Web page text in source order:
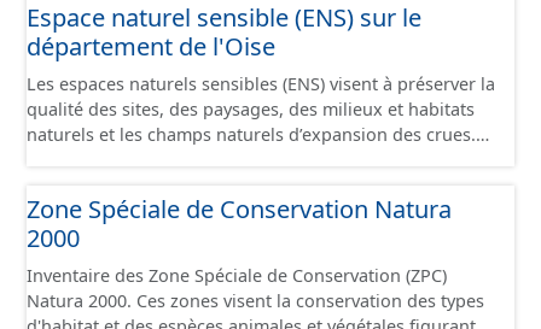
Les sites classés dont la valeur patrimoniale justifie une
politique rigoureuse de préservation. Toute modification
de leur aspect nécessite une autorisation préalable du
Ministre de l’Écologie, ou du Préfet de Département
après avis de la DREAL, de l’Architecte des Bâtiments de
France et, le plus souvent de la Commission
- Les sites inscrits dont le maintien de la qualité appelle
une certaine surveillance. Les travaux y sont soumis à
l’examen de l’Architecte des Bâtiments de France qui
dispose d’un avis simple sauf pour les permis de démolir
où l’avis est conforme. De la compétence du Ministère
de l’Écologie, les dossiers de proposition de classement
Espace naturel sensible (ENS) sur le
département de l'Oise
Les espaces naturels sensibles (ENS) visent à préserver la
qualité des sites, des paysages, des milieux et habitats
naturels et les champs naturels d’expansion des crues.
protection, de gestion et d’ouverture au public de ces
espaces naturels. Pour répondre aux enjeux paysagers,
repérés sur ces espaces, le département peut en
particulier -sous certaines conditions prévues par le
Zone Spéciale de Conservation Natura
2000
Inventaire des Zone Spéciale de Conservation (ZPC)
Natura 2000. Ces zones visent la conservation des types